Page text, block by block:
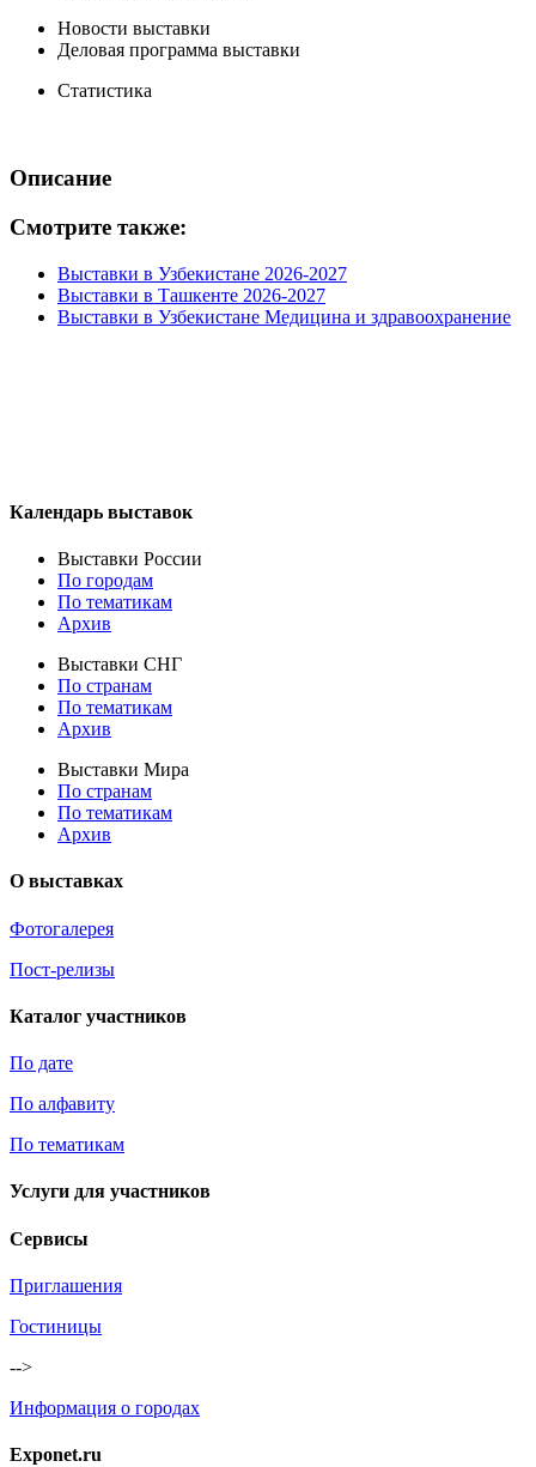
Новости выставки
Деловая программа выставки
Статистика
Описание
Смотрите также:
Выставки в Узбекистане 2026-2027
Выставки в Ташкенте 2026-2027
Выставки в Узбекистане Медицина и здравоохранение
Календарь выставок
Выставки России
По городам
По тематикам
Архив
Выставки СНГ
По странам
По тематикам
Архив
Выставки Мира
По странам
По тематикам
Архив
О выставках
Фотогалерея
Пост-релизы
Каталог участников
По дате
По алфавиту
По тематикам
Услуги для участников
Сервисы
Приглашения
Гостиницы
-->
Информация о городах
Exponet.ru